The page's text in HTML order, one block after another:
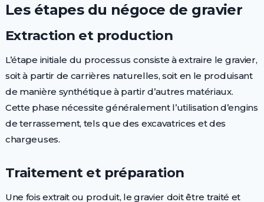
Les étapes du négoce de gravier
Extraction et production
L’étape initiale du processus consiste à extraire le gravier,
soit à partir de carrières naturelles, soit en le produisant
de manière synthétique à partir d’autres matériaux.
Cette phase nécessite généralement l’utilisation d’engins
de terrassement, tels que des excavatrices et des
chargeuses.
Traitement et préparation
Une fois extrait ou produit, le gravier doit être traité et